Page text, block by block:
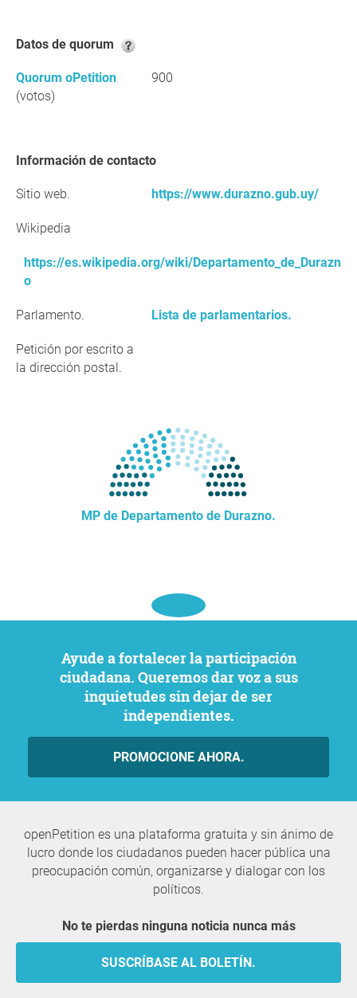
Datos de quorum
Quorum oPetition
(votos)
900
Información de contacto
Sitio web. https://www.durazno.gub.uy/
Wikipedia
https://es.wikipedia.org/wiki/Departamento_de_Durazn
o
Parlamento. Lista de parlamentarios.
Petición por escrito a
la dirección postal.
MP de Departamento de Durazno.
Ayude a fortalecer la participación
ciudadana. Queremos dar voz a sus
inquietudes sin dejar de ser
independientes.
PROMOCIONE AHORA.
openPetition es una plataforma gratuita y sin ánimo de
lucro donde los ciudadanos pueden hacer pública una
preocupación común, organizarse y dialogar con los
políticos.
No te pierdas ninguna noticia nunca más
SUSCRÍBASE AL BOLETÍN.